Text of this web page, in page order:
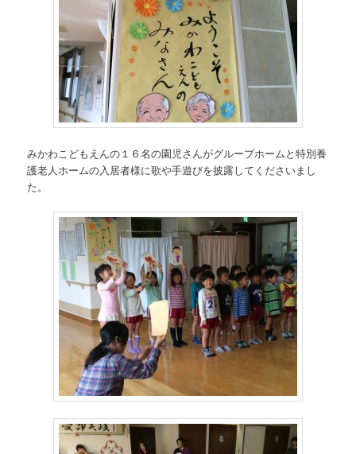
みかわこどもえんの１６名の園児さんがグループホームと特別養
護老人ホームの入居者様に歌や手遊びを披露してくださいまし
た。